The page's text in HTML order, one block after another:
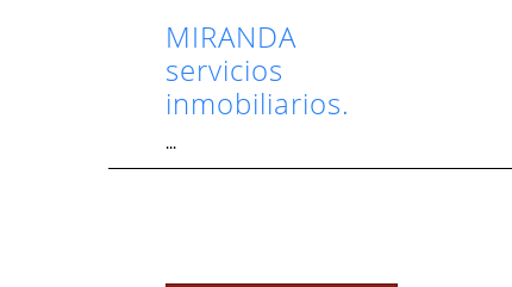
MIRANDA
servicios
inmobiliarios.
...